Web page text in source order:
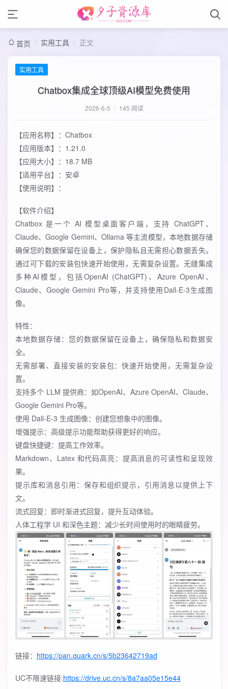
首页 / 实用工具 / 正文
实用工具
Chatbox集成全球顶级AI模型免费使用
2026-6-5 / 145 阅读
【应用名称】：Chatbox
【应用版本】：1.21.0
【应用大小】：18.7 MB
【适用平台】：安卓
【使用说明】：
【软件介绍】
Chatbox 是一个 AI 模型桌面客户端，支持 ChatGPT、
Claude、Google Gemini、Ollama 等主流模型，本地数据存储
确保您的数据保留在设备上，保护隐私且无需担心数据丢失。
通过可下载的安装包快速开始使用，无需复杂设置。无缝集成
多种AI模型，包括OpenAI (ChatGPT)、Azure OpenAI、
Claude、Google Gemini Pro等，并支持使用Dall-E-3生成图
像。
特性：
本地数据存储：您的数据保留在设备上，确保隐私和数据安
全。
无需部署、直接安装的安装包：快速开始使用，无需复杂设
置。
支持多个 LLM 提供商：如OpenAI、Azure OpenAI、Claude、
Google Gemini Pro等。
使用 Dall-E-3 生成图像：创建您想象中的图像。
增强提示：高级提示功能帮助获得更好的响应。
键盘快捷键：提高工作效率。
Markdown、Latex 和代码高亮：提高消息的可读性和呈现效
果。
提示库和消息引用：保存和组织提示，引用消息以提供上下
文。
流式回复：即时渐进式回复，提升互动体验。
人体工程学 UI 和深色主题：减少长时间使用时的眼睛疲劳。
链接： https://pan.quark.cn/s/5b23642719ad
UC不限速链接:https://drive.uc.cn/s/8a7aa05e15e44